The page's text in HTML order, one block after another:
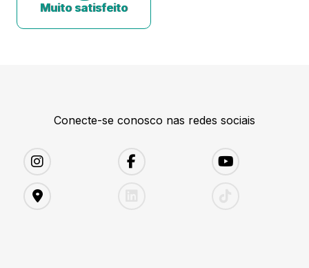
Muito satisfeito
Conecte-se conosco nas redes sociais